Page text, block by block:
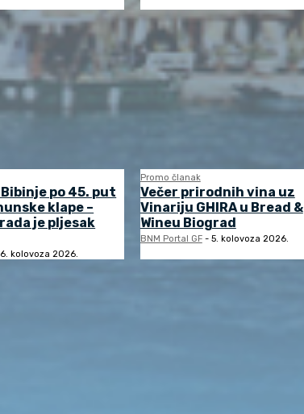
po 45. put
klape –
je pljesak
6. kolovoza 2026.
Promo članak
Večer prirodnih vina uz
Vinariju GHIRA u Bread &
Wineu Biograd
BNM Portal GF - 5. kolovoza 2026.